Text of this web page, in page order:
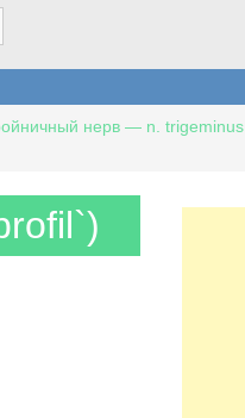
нерв — n. trigeminus